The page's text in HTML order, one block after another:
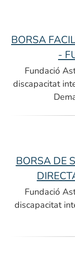
BORSA
-
Fundació
discapacitat
BORSA DE
Fundació
discapacitat